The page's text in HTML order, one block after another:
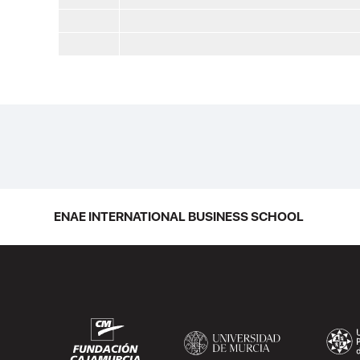
ENAE INTERNATIONAL BUSINESS SCHOOL